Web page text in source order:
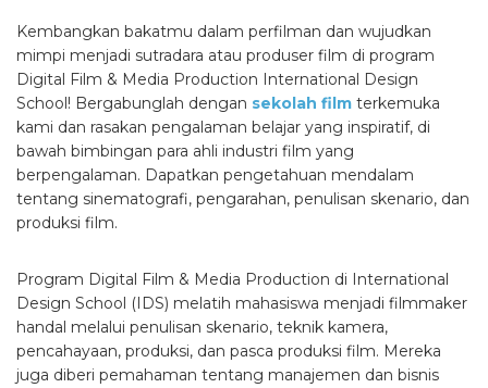
Kembangkan bakatmu dalam perfilman dan wujudkan
mimpi menjadi sutradara atau produser film di program
Digital Film & Media Production International Design
School! Bergabunglah dengan sekolah film terkemuka
kami dan rasakan pengalaman belajar yang inspiratif, di
bawah bimbingan para ahli industri film yang
berpengalaman. Dapatkan pengetahuan mendalam
tentang sinematografi, pengarahan, penulisan skenario, dan
produksi film.
Program Digital Film & Media Production di International
Design School (IDS) melatih mahasiswa menjadi filmmaker
handal melalui penulisan skenario, teknik kamera,
pencahayaan, produksi, dan pasca produksi film. Mereka
juga diberi pemahaman tentang manajemen dan bisnis